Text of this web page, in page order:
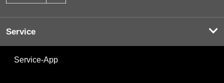
Service
Service-App